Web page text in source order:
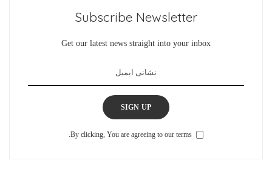
Subscribe Newsletter
Get our latest news straight into your inbox
SIGN UP
By clicking, You are agreeing to our terms.